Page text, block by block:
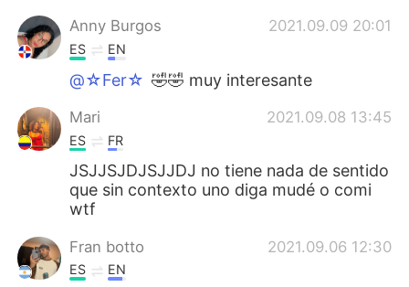
Anny Burgos 2021.09.09 20:01
ES EN
@☆Fer☆ 🤣🤣 muy interesante
Mari 2021.09.08 13:45
ES FR
JSJJSJDJSJJDJ no tiene nada de sentido
que sin contexto uno diga mudé o comi
wtf
Fran botto 2021.09.06 12:30
ES EN